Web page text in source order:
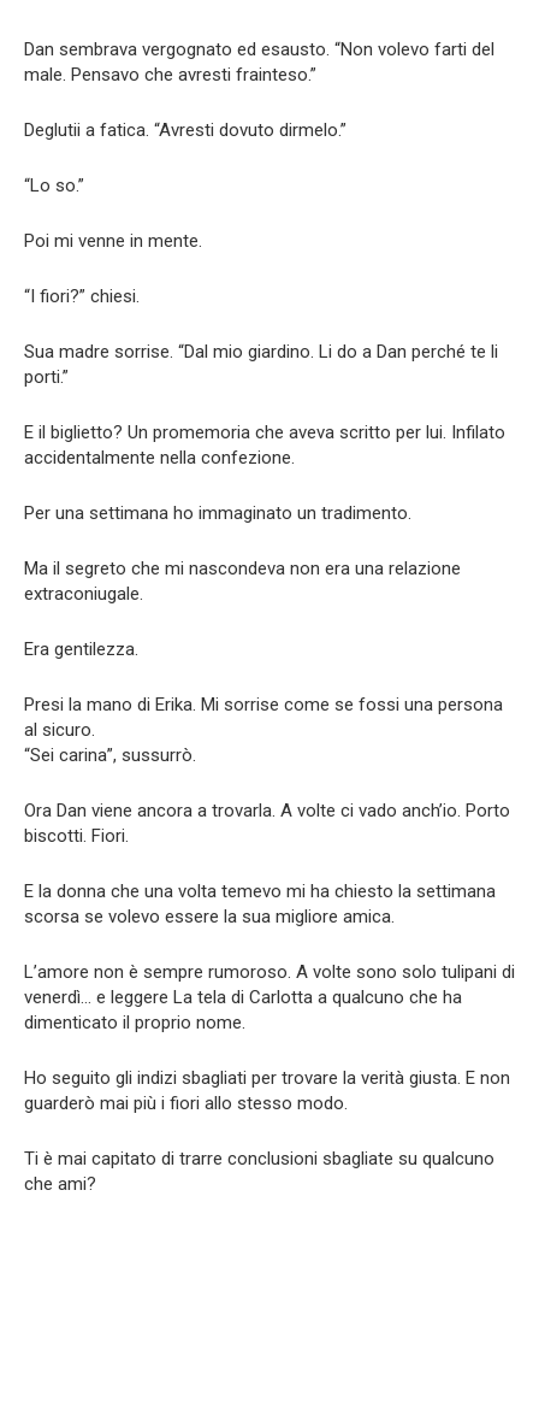
Dan sembrava vergognato ed esausto. “Non volevo farti del
male. Pensavo che avresti frainteso.”
Deglutii a fatica. “Avresti dovuto dirmelo.”
“Lo so.”
Poi mi venne in mente.
“I fiori?” chiesi.
Sua madre sorrise. “Dal mio giardino. Li do a Dan perché te li
porti.”
E il biglietto? Un promemoria che aveva scritto per lui. Infilato
accidentalmente nella confezione.
Per una settimana ho immaginato un tradimento.
Ma il segreto che mi nascondeva non era una relazione
extraconiugale.
Era gentilezza.
Presi la mano di Erika. Mi sorrise come se fossi una persona
al sicuro.
“Sei carina”, sussurrò.
Ora Dan viene ancora a trovarla. A volte ci vado anch’io. Porto
biscotti. Fiori.
E la donna che una volta temevo mi ha chiesto la settimana
scorsa se volevo essere la sua migliore amica.
L’amore non è sempre rumoroso. A volte sono solo tulipani di
venerdì… e leggere La tela di Carlotta a qualcuno che ha
dimenticato il proprio nome.
Ho seguito gli indizi sbagliati per trovare la verità giusta. E non
guarderò mai più i fiori allo stesso modo.
Ti è mai capitato di trarre conclusioni sbagliate su qualcuno
che ami?